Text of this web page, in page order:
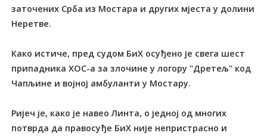
заточених Срба из Мостара и других мјеста у долини
Неретве.
Како истиче, пред судом БиХ осуђено је свега шест
припадника ХОС-а за злочине у логору "Дретељ" код
Чапљине и војној амбуланти у Мостару.
Ријеч је, како је навео Линта, о једној од многих
потврда да правосуђе БиХ није непристрасно и